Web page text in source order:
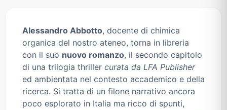
Alessandro Abbotto, docente di chimica
organica del nostro ateneo, torna in libreria
con il suo nuovo romanzo, il secondo capitolo
di una trilogia thriller curata da LFA Publisher
ed ambientata nel contesto accademico e della
ricerca. Si tratta di un filone narrativo ancora
poco esplorato in Italia ma ricco di spunti,